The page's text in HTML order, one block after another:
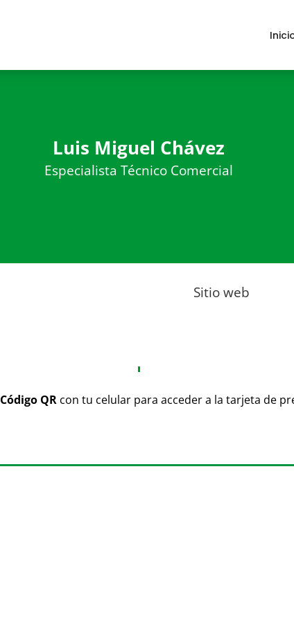
Luis Miguel Chávez
Especialista Técnico Comercial
Sitio web
Código QRcon tu celular para acceder a la tarjeta de